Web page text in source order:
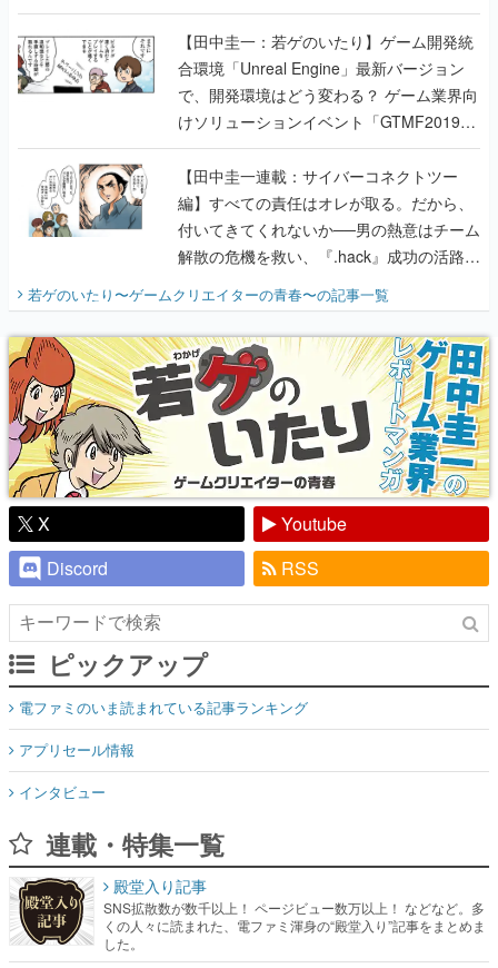
のいたり】
【田中圭一：若ゲのいたり】ゲーム開発統
合環境「Unreal Engine」最新バージョン
で、開発環境はどう変わる？ ゲーム業界向
けソリューションイベント「GTMF2019」
に行って、より理解を深めよう【PR】
【田中圭一連載：サイバーコネクトツー
編】すべての責任はオレが取る。だから、
付いてきてくれないか──男の熱意はチーム
解散の危機を救い、『.hack』成功の活路を
開く。業界の快男児・松山 洋に流れる血は
『少年ジャンプ』色だった【若ゲのいた
り】
若ゲのいたり〜ゲームクリエイターの青春〜の記事一覧
X
Youtube
Discord
RSS
ピックアップ
電ファミのいま読まれている記事ランキング
アプリセール情報
インタビュー
連載・特集一覧
殿堂入り記事
SNS拡散数が数千以上！ ページビュー数万以上！ などなど。多
くの人々に読まれた、電ファミ渾身の“殿堂入り”記事をまとめま
した。